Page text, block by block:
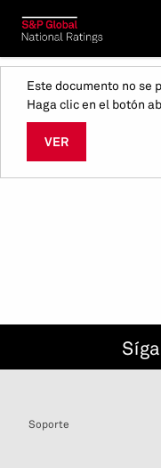
Este documento no se
Haga clic en el botón
VER
Soporte